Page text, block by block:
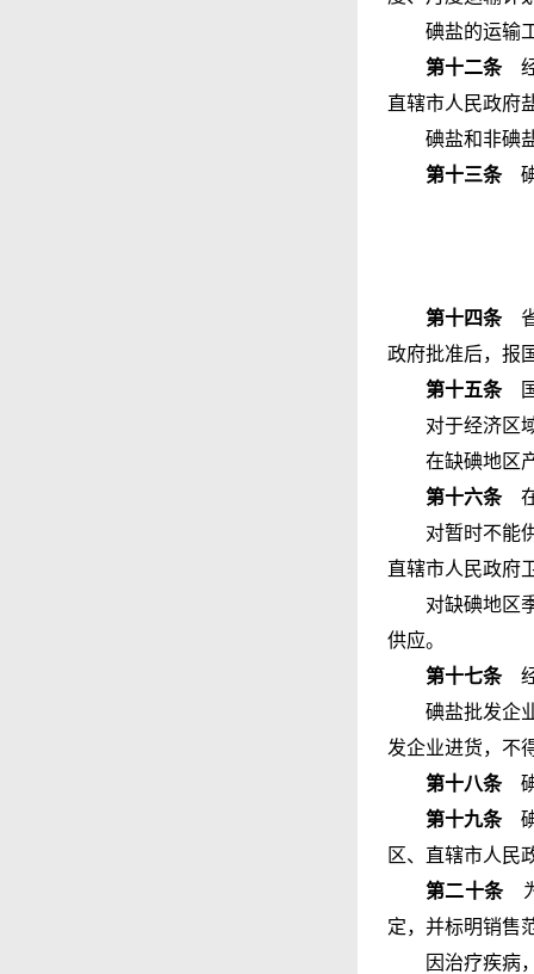
碘盐的运输
第十二条经
直辖市人民政府
碘盐和非碘
第十三条碘
第十四条省
政府批准后，报
第十五条国
对于经济区
在缺碘地区
第十六条在
对暂时不能
直辖市人民政府
对缺碘地区
供应。
第十七条经
碘盐批发企
发企业进货，不
第十八条碘
第十九条碘
区、直辖市人民
第二十条为
定，并标明销售
因治疗疾病